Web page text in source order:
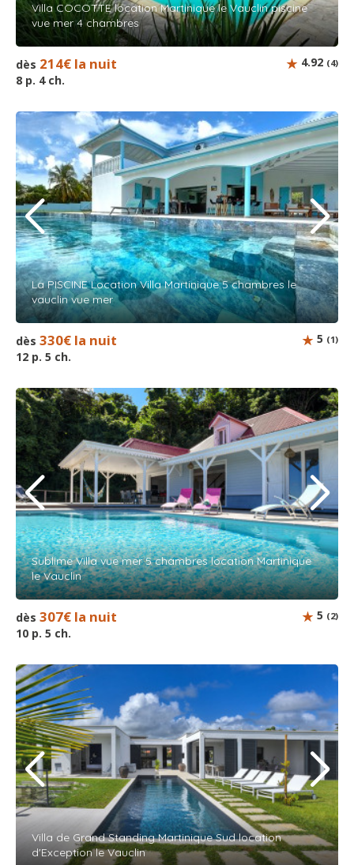
Villa COCOTTE location Martinique le Vauclin piscine
vue mer 4 chambres
dès 214€ la nuit
8 p. 4 ch.
4.92 (4)
La PISCINE Location Villa Martinique 5 chambres le
vauclin vue mer
dès 330€ la nuit
12 p. 5 ch.
5 (1)
Sublime Villa vue mer 5 chambres location Martinique
le Vauclin
dès 307€ la nuit
10 p. 5 ch.
5 (2)
Villa de Grand Standing Martinique Sud location
d'Exception le Vauclin